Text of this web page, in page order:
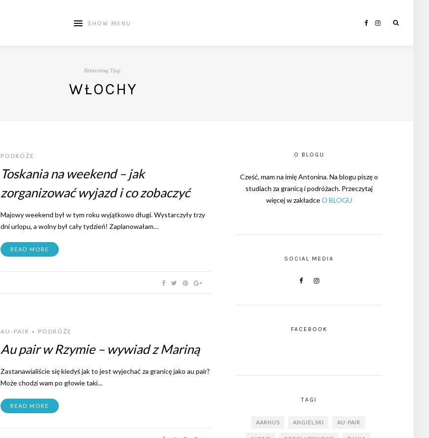
SHOW MENU
Browsing Tag:
WŁOCHY
PODRÓŻE
Toskania na weekend – jak
zorganizować wyjazd i co zobaczyć
Majowy weekend był w tym roku wyjątkowo długi. Wystarczyły trzy
dni urlopu, a wolny był cały tydzień! Zaplanowałam…
READ MORE
AU-PAIR • PODRÓŻE
Au pair w Rzymie – wywiad z Mariną
Zastanawialiście się kiedyś jak to jest wyjechać za granicę jako au pair?
Może chodzi wam po głowie taki…
READ MORE
O BLOGU
Cześć, mam na imię Antonina. Na blogu piszę o
studiach za granicą i podróżach. Przeczytaj
więcej w zakładceO BLOGU
SOCIAL MEDIA
FACEBOOK
TAGI
AARHUS ANGIELSKI AU-PAIR